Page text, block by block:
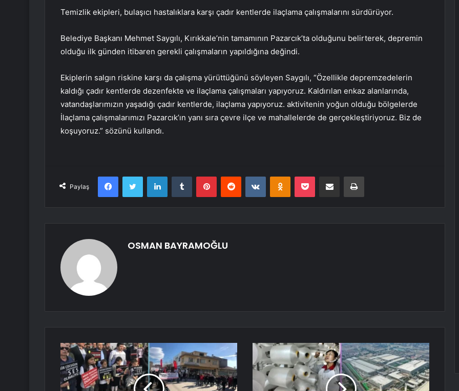
Temizlik ekipleri, bulaşıcı hastalıklara karşı çadır kentlerde ilaçlama çalışmalarını sürdürüyor.
Belediye Başkanı Mehmet Saygılı, Kırıkkale’nin tamamının Pazarcık’ta olduğunu belirterek, depremin
olduğu ilk günden itibaren gerekli çalışmaların yapıldığına değindi.
Ekiplerin salgın riskine karşı da çalışma yürüttüğünü söyleyen Saygılı, “Özellikle depremzedelerin
kaldığı çadır kentlerde dezenfekte ve ilaçlama çalışmaları yapıyoruz. Kaldırılan enkaz alanlarında,
vatandaşlarımızın yaşadığı çadır kentlerde, ilaçlama yapıyoruz. aktivitenin yoğun olduğu bölgelerde
İlaçlama çalışmalarımızı Pazarcık’ın yanı sıra çevre ilçe ve mahallelerde de gerçekleştiriyoruz. Biz de
koşuyoruz.” sözünü kullandı.
Paylaş
FacebookTwitter LinkedInTumblr PinterestReddit VKontakteOdnoklassniki
Pocket E-Posta ile paylaş Yazdır
OSMAN BAYRAMOĞLU